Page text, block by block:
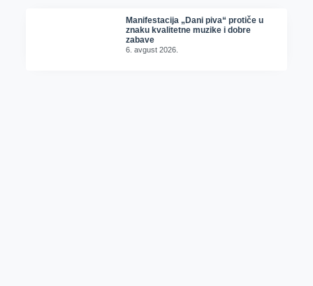
Manifestacija „Dani piva“ protiče u
znaku kvalitetne muzike i dobre
zabave
6. avgust 2026.